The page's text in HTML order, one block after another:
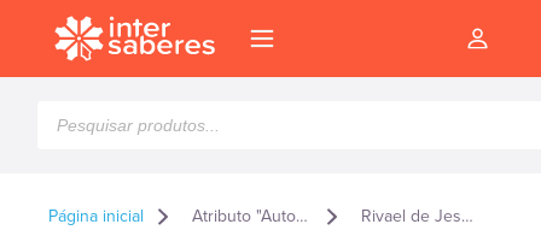
produtos
Página inicial Atributo "Autor" de produto Rivael de Jesus Nacimento